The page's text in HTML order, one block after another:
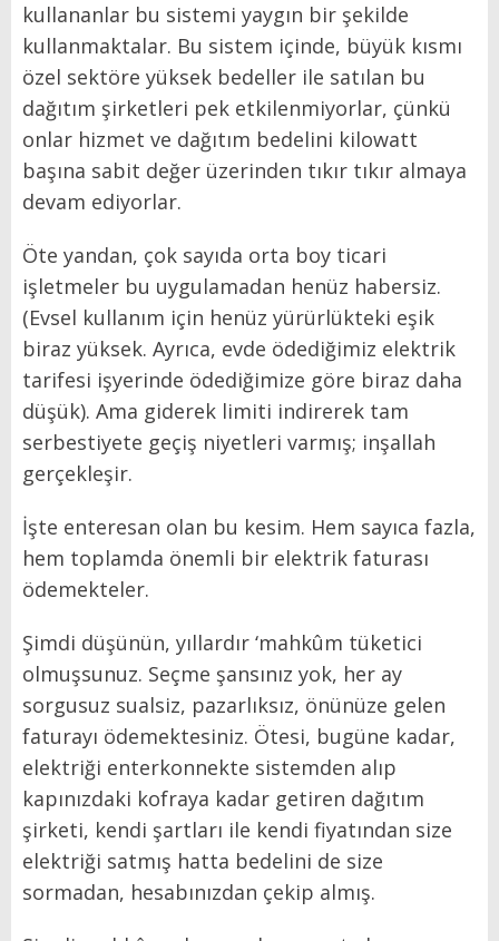
kullananlar bu sistemi yaygın bir şekilde
kullanmaktalar. Bu sistem içinde, büyük kısmı
özel sektöre yüksek bedeller ile satılan bu
dağıtım şirketleri pek etkilenmiyorlar, çünkü
onlar hizmet ve dağıtım bedelini kilowatt
başına sabit değer üzerinden tıkır tıkır almaya
devam ediyorlar.
Öte yandan, çok sayıda orta boy ticari
işletmeler bu uygulamadan henüz habersiz.
(Evsel kullanım için henüz yürürlükteki eşik
biraz yüksek. Ayrıca, evde ödediğimiz elektrik
tarifesi işyerinde ödediğimize göre biraz daha
düşük). Ama giderek limiti indirerek tam
serbestiyete geçiş niyetleri varmış; inşallah
gerçekleşir.
İşte enteresan olan bu kesim. Hem sayıca fazla,
hem toplamda önemli bir elektrik faturası
ödemekteler.
Şimdi düşünün, yıllardır ‘mahkûm tüketici
olmuşsunuz. Seçme şansınız yok, her ay
sorgusuz sualsiz, pazarlıksız, önünüze gelen
faturayı ödemektesiniz. Ötesi, bugüne kadar,
elektriği enterkonnekte sistemden alıp
kapınızdaki kofraya kadar getiren dağıtım
şirketi, kendi şartları ile kendi fiyatından size
elektriği satmış hatta bedelini de size
sormadan, hesabınızdan çekip almış.